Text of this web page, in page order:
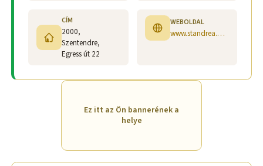
CÍM
2000,
Szentendre,
Egress út 22
WEBOLDAL
www.standrea.uw.hu
Ez itt az Ön bannerének a
helye